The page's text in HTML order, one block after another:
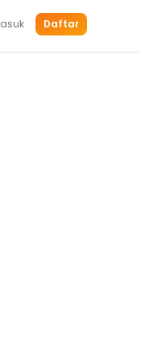
Daftar